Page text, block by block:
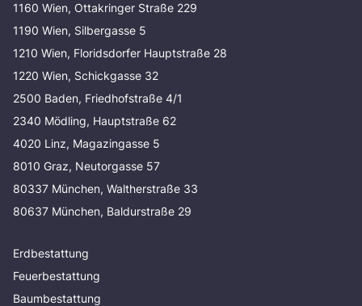
1160 Wien, Ottakringer Straße 229
1190 Wien, Silbergasse 5
1210 Wien, Floridsdorfer Hauptstraße 28
1220 Wien, Schickgasse 32
2500 Baden, Friedhofstraße 4/1
2340 Mödling, Hauptstraße 62
4020 Linz, Magazingasse 5
8010 Graz, Neutorgasse 57
80337 München, Waltherstraße 33
80637 München, Baldurstraße 29
Erdbestattung
Feuerbestattung
Baumbestattung